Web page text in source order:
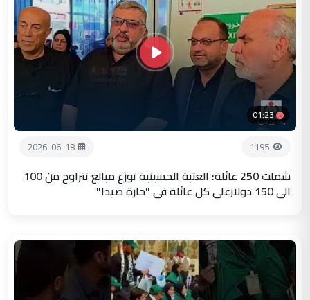
01:23
1195
2026-06-18
شملت 250 عائلة: العتبة الحسينية توزع مبالغ تتراوح من 100
الى 150 دولارعلى كل عائلة في "حارة صيدا"